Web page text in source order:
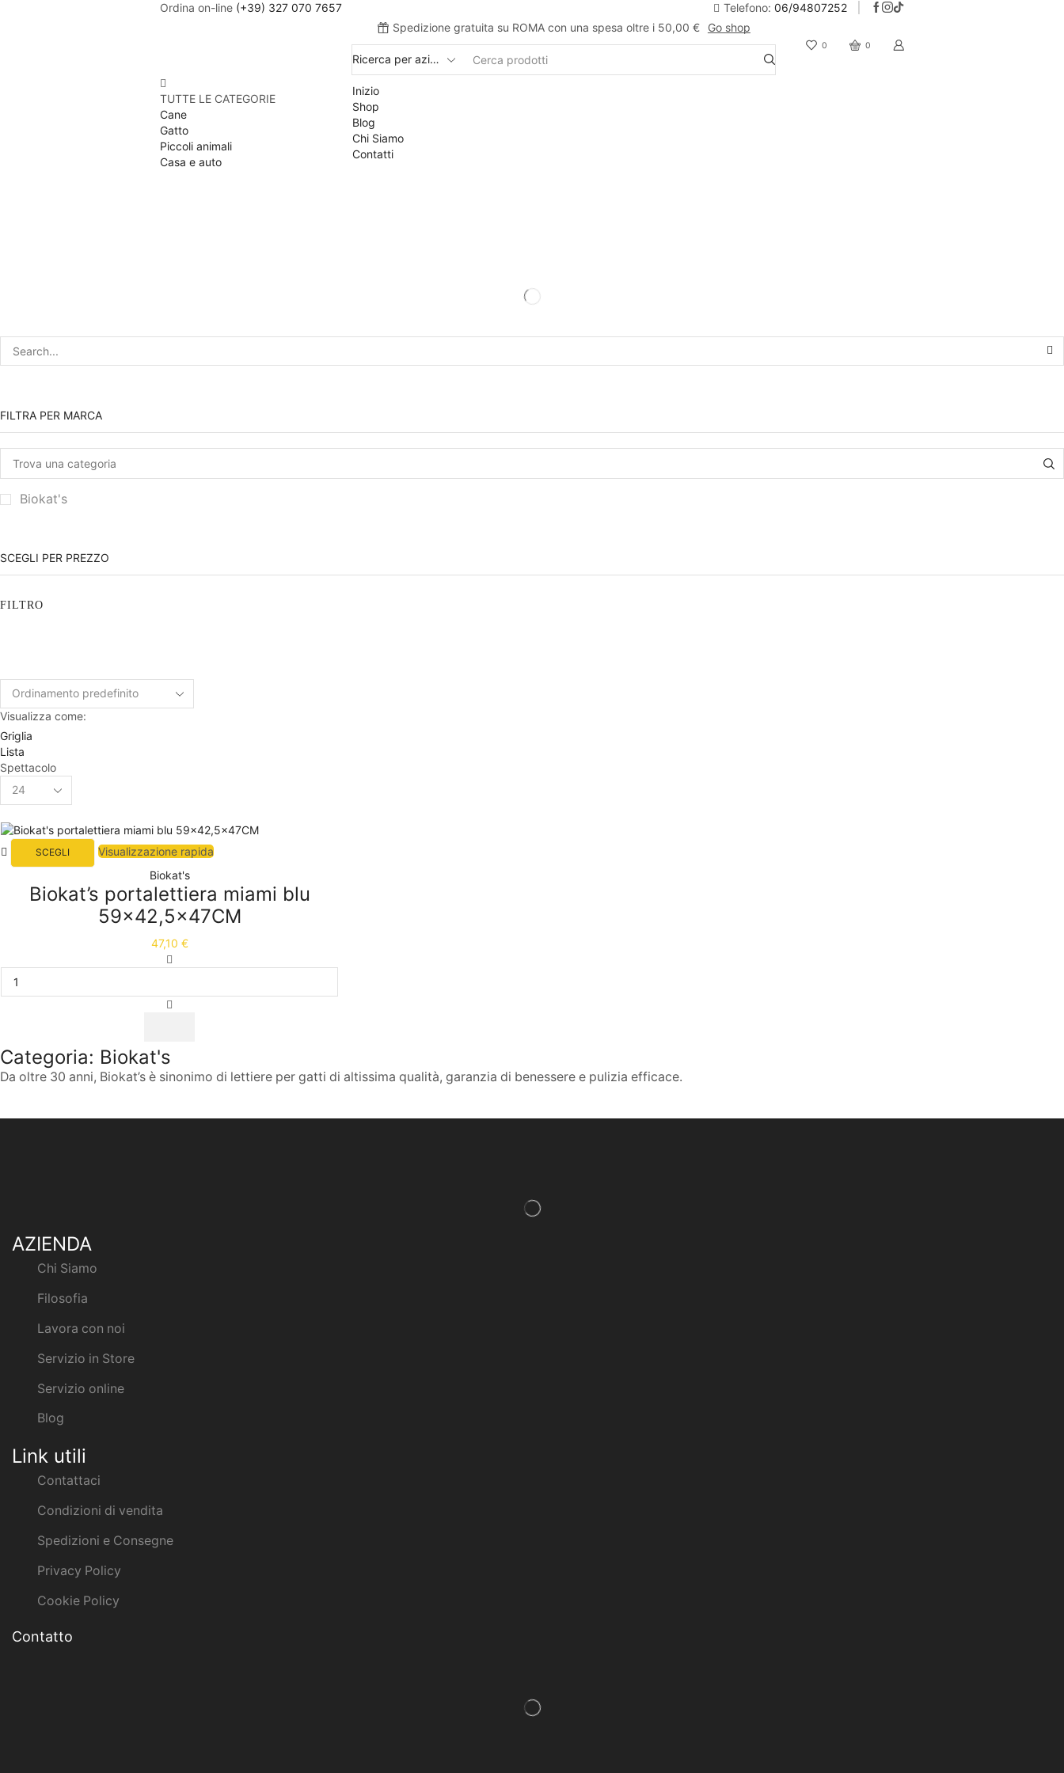
Ordina on-line (+39) 327 070 7657 Telefono: 06/94807252
Spedizione gratuita su ROMA con una spesa oltre i 50,00 €
Go shop
0 0
TUTTE LE CATEGORIE
Cane
Gatto
Piccoli animali
Casa e auto
Inizio
Shop
Blog
Chi Siamo
Contatti
FILTRA PER MARCA
Biokat's
SCEGLI PER PREZZO
FILTRO
Visualizza come:
Griglia
Lista
Spettacolo
SCEGLI
Visualizzazione rapida
Biokat's
Biokat’s portalettiera miami blu
59×42,5x47CM
47,10 €
Categoria: Biokat's
Da oltre 30 anni, Biokat’s è sinonimo di lettiere per gatti di altissima qualità, garanzia di benessere e pulizia efficace.
AZIENDA
Chi Siamo
Filosofia
Lavora con noi
Servizio in Store
Servizio online
Blog
Link utili
Contattaci
Condizioni di vendita
Spedizioni e Consegne
Privacy Policy
Cookie Policy
Contatto